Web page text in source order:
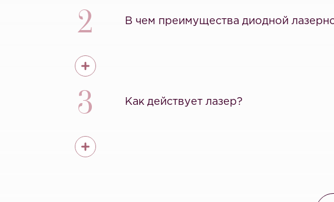
2 В чем преимущества диодной
3 Как действует лазер?